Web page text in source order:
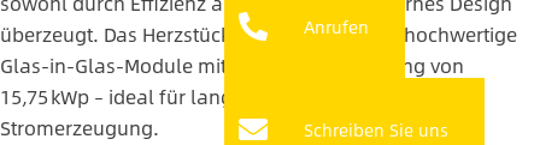
überzeugt. Das Herzstück der Anlage bilden hochwertige
Glas-in-Glas-Module mit einer Gesamtleistung von
15,75 kWp – ideal für langlebige und nachhaltige
Stromerzeugung.
Anrufen
Schreiben Sie uns